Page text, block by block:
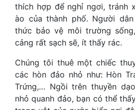
thích hợp để nghỉ ngơi, tránh
ào của thành phố. Người
thức bảo vệ môi trường
cảng rất sạch sẽ, ít thấy rác.
Chúng tôi thuê một chiếc
các hòn đảo nhỏ như: Hòn
Trứng,… Ngồi trên thuyền
nhỏ quanh đảo, bạn có thể